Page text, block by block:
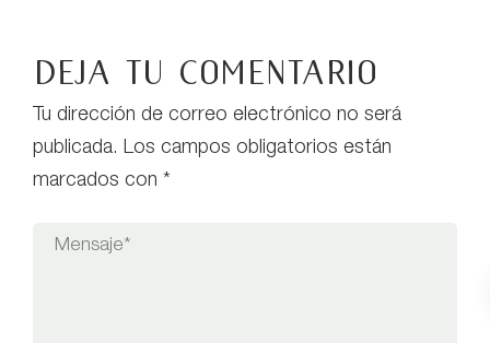
Deja tu comentario
Tu dirección de correo electrónico no será
publicada. Los campos obligatorios están
marcados con *